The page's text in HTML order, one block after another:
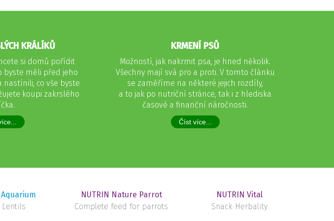
KRÁLÍKŮ
si domů pořídit
byste měli před jeho
nastínili, co vše byste
koupi zakrslého
KRMENÍ PSŮ
Možností, jak nakrmit psa, je hned několik.
Všechny mají svá pro a proti. V tomto článku
se zaměříme na některé jejich rozdíly,
a to jak po nutriční stránce, tak i z hlediska
časové a finanční náročnosti.
Číst více...
Aquarium
Lentils
NUTRIN Nature Parrot
Complete feed for parrots
NUTRIN Vital
Snack Herbality